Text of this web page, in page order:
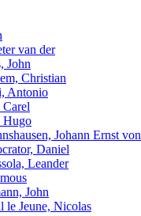
van der
John
Christian
Antonio
Hugo
Johann Ernst von
Daniel
Leander
John
le Jeune, Nicolas